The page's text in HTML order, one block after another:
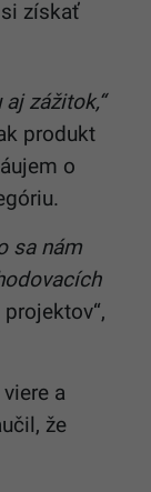
získať
zážitok,“
produkt
o
sa nám
a
že